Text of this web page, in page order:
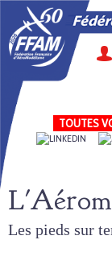
TOUTES
Les pieds sur